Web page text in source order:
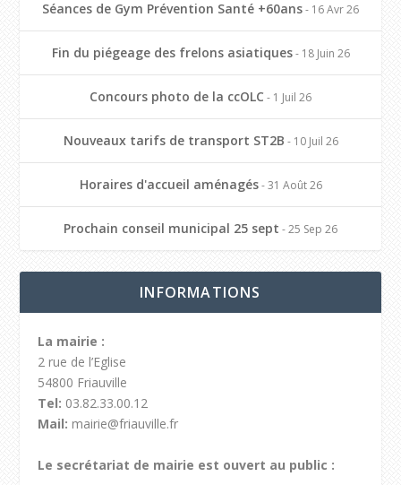
Séances de Gym Prévention Santé +60ans- 16 Avr 26
Fin du piégeage des frelons asiatiques- 18 Juin 26
Concours photo de la ccOLC - 1 Juil 26
Nouveaux tarifs de transport ST2B - 10 Juil 26
Horaires d'accueil aménagés- 31 Août 26
Prochain conseil municipal 25 sept - 25 Sep 26
INFORMATIONS
La mairie :
2 rue de l’Eglise
54800 Friauville
Tel: 03.82.33.00.12
Mail: mairie@friauville.fr
Le secrétariat de mairie est ouvert au public :